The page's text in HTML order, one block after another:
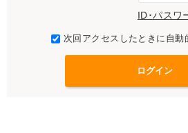
ID･パスワ
次回アクセスしたときに自動